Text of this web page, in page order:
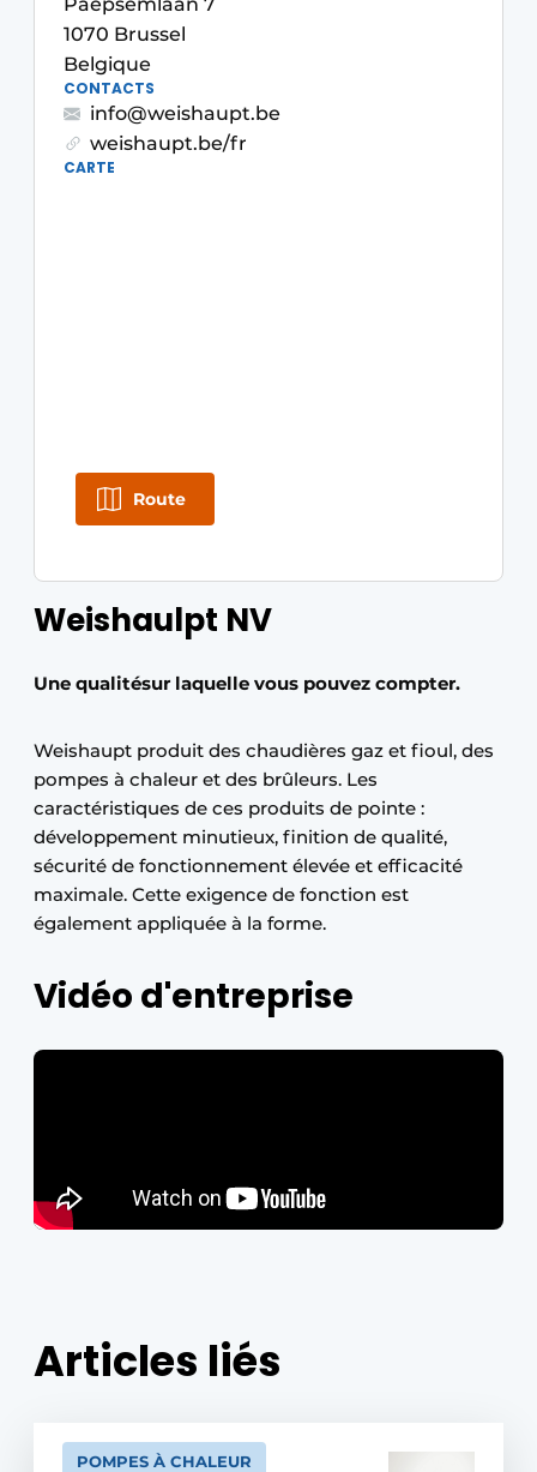
S’inscrire à l’événement
S’inscrire
Termes et conditions
Video’s
Weishaulpt NV
Une qualitésur laquelle vous pouvez compter.
Weishaupt produit des chaudières gaz et fioul, des
pompes à chaleur et des brûleurs. Les
caractéristiques de ces produits de pointe :
développement minutieux, finition de qualité,
sécurité de fonctionnement élevée et efficacité
maximale. Cette exigence de fonction est
également appliquée à la forme.
Vidéo d'entreprise
1070 Brussel
Belgique
CONTACTS
info@weishaupt.be
weishaupt.be/fr
CARTE
Route
Articles liés
POMPES À CHALEUR